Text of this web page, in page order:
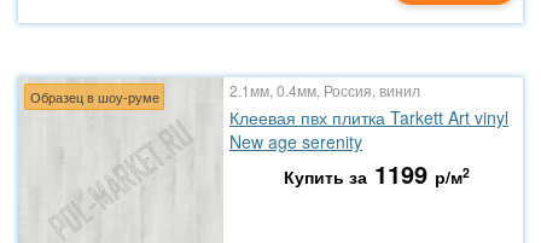
Образец в шоу-руме 2.1мм, 0.4мм, Россия, винил
Клеевая пвх плитка Tarkett Art vinyl
New age serenity
Купить за 1199 р/м2